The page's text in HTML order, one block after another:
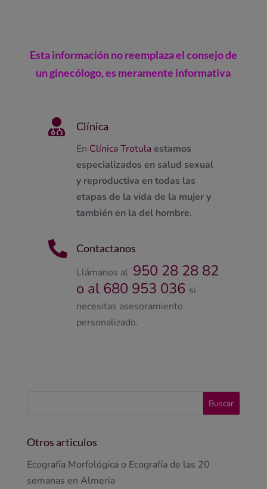
Esta información no reemplaza el consejo de
un ginecólogo, es meramente informativa

Clínica
En Clínica Trotulaestamos
especializados en salud sexual
y reproductiva en todas las
etapas de la vida de la mujer y
también en la del hombre.

Contactanos
Llámanos al 950 28 28 82
o al 680 953 036 si
necesitas asesoramiento
personalizado.
Otros articulos
Ecografía Morfológica o Ecografía de las 20
semanas en Almeria